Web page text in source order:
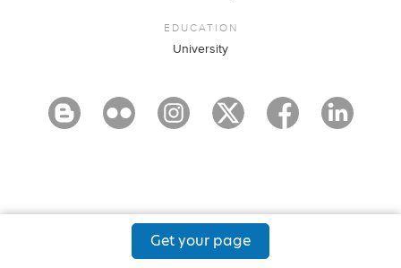
EDUCATION
University
Get your page